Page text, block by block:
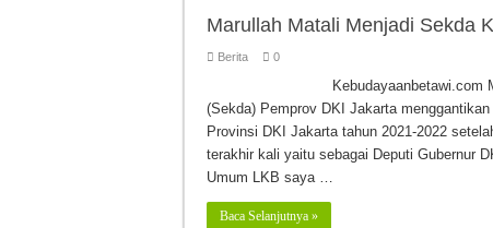
Marullah Matali Menjadi Sekda
Berita 0
Kebudayaanbetawi.com
(Sekda) Pemprov DKI Jakarta
Provinsi DKI Jakarta tahun 2021-2022
terakhir kali yaitu sebagai Deputi Gubernur
Umum LKB saya …
Baca Selanjutnya »